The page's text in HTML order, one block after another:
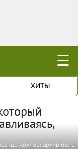
☰
ХИТЫ
Хохлов; архив 66.ru